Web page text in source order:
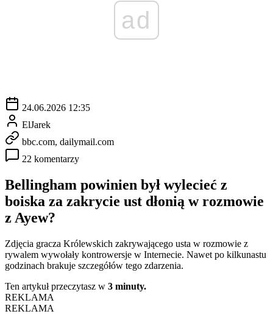
ad
24.06.2026 12:35
ElJarek
bbc.com, dailymail.com
22 komentarzy
Bellingham powinien był wylecieć z
boiska za zakrycie ust dłonią w rozmowie
z Ayew?
Zdjęcia gracza Królewskich zakrywającego usta w rozmowie z
rywalem wywołały kontrowersje w Internecie. Nawet po kilkunastu
godzinach brakuje szczegółów tego zdarzenia.
Ten artykuł przeczytasz w 3 minuty.
REKLAMA
REKLAMA